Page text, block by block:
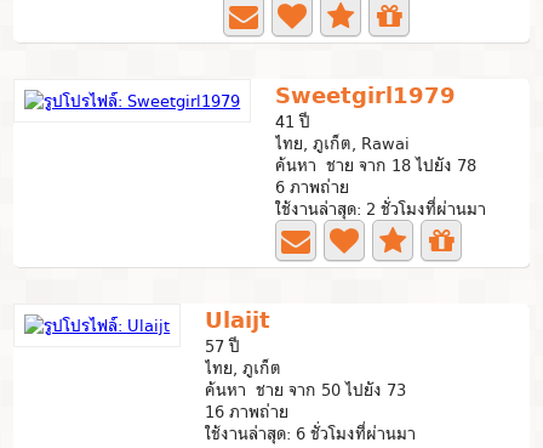
Sweetgirl1979
41 ปี
ไทย, ภูเก็ต, Rawai
ค้นหา ชาย จาก 18 ไปยัง 78
6 ภาพถ่าย
ใช้งานล่าสุด: 2 ชั่วโมงที่ผ่านมา
Ulaijt
57 ปี
ไทย, ภูเก็ต
ค้นหา ชาย จาก 50 ไปยัง 73
16 ภาพถ่าย
ใช้งานล่าสุด: 6 ชั่วโมงที่ผ่านมา